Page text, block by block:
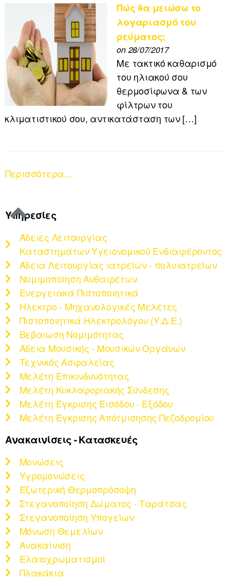
Πώς θα μειώσω το
λογαριασμό του
ρεύματος;
on 28/07/2017
Με τακτικό καθαρισμό
του ηλιακού σου
θερμοσίφωνα & των
φίλτρων του
κλιματιστικού σου, αντικατάσταση των […]
Περισσότερα…
Υπηρεσίες
Άδειες Λειτουργίας
Καταστημάτων Υγειονομικού Ενδιαφέροντος
Άδεια Λειτουργίας ιατρείων - πολυιατρείων
Νομιμοποίηση Αυθαιρέτων
Ενεργειακά Πιστοποιητικά
Ηλεκτρο - Μηχανολογικές Μελέτες
Πιστοποιητικά Ηλεκτρολόγου (Υ.Δ.Ε.)
Βεβαιωση Νομιμότητας
Άδεια Μουσικής - Μουσικών Οργάνων
Τεχνικός Ασφαλείας
Μελέτη Επικινδυνότητας
Μελέτη Κυκλοφοριακής Σύνδεσης
Μελέτη Έγκρισης Εισόδου - Εξόδου
Μελέτη Έγκρισης Απότμισησης Πεζοδρομίου
Ανακαινίσεις - Κατασκευές
Μονώσεις
Υγρομονώσεις
Εξωτερική Θερμοπρόσοψη
Στεγανοποίηση Δώματος - Ταράτσας
Στεγανοποίηση Υπογείων
Μόνωση Θεμελίων
Ανακαίνιση
Ελαιοχρωματισμοί
Πλακάκια